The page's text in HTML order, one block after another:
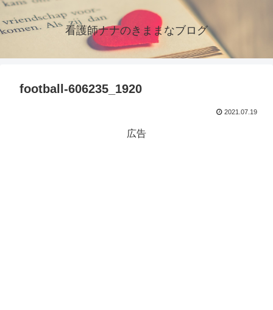
看護師ナナのきままなブログ
football-606235_1920
2021.07.19
広告